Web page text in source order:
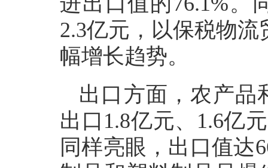
2.3亿元，以保税物
幅增长趋势。
出口方面，农产品
出口1.8亿元、1.6亿
同样亮眼，出口值达